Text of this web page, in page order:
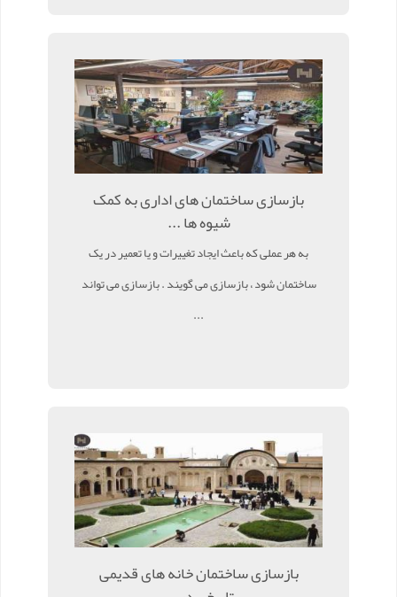
بازسازی ساختمان های اداری به کمک
شیوه ها ...
به هر عملی که باعث ایجاد تغییرات و یا تعمیر در یک
ساختمان شود ، بازسازی می گویند . بازسازی می تواند
...
بازسازی ساختمان خانه های قدیمی